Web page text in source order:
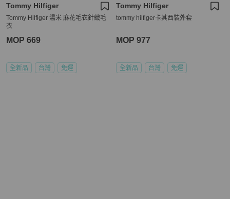
Tommy Hilfiger
Tommy Hilfiger 湯米 麻花毛衣針織毛
衣
MOP 669
全新品 台灣 免運
Tommy Hilfiger
tommy hilfiger卡其西裝外套
MOP 977
全新品 台灣 免運